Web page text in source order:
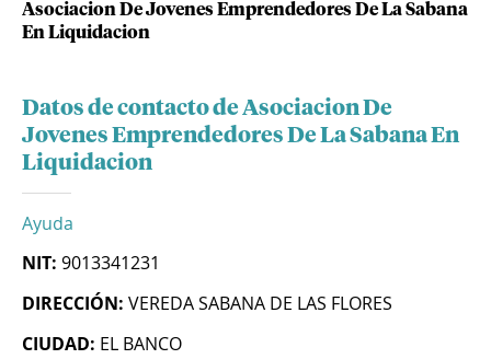
Asociacion De Jovenes Emprendedores De La Sabana
En Liquidacion
Datos de contacto de Asociacion De
Jovenes Emprendedores De La Sabana En
Liquidacion
Ayuda
NIT: 9013341231
DIRECCIÓN: VEREDA SABANA DE LAS FLORES
CIUDAD: EL BANCO